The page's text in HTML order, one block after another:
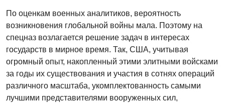
По оценкам военных аналитиков, вероятность
возникновения глобальной войны мала. Поэтому на
спецназ возлагается решение задач в интересах
государств в мирное время. Так, США, учитывая
огромный опыт, накопленный этими элитными войсками
за годы их существования и участия в сотнях операций
различного масштаба, укомплектованность самыми
лучшими представителями вооруженных сил,